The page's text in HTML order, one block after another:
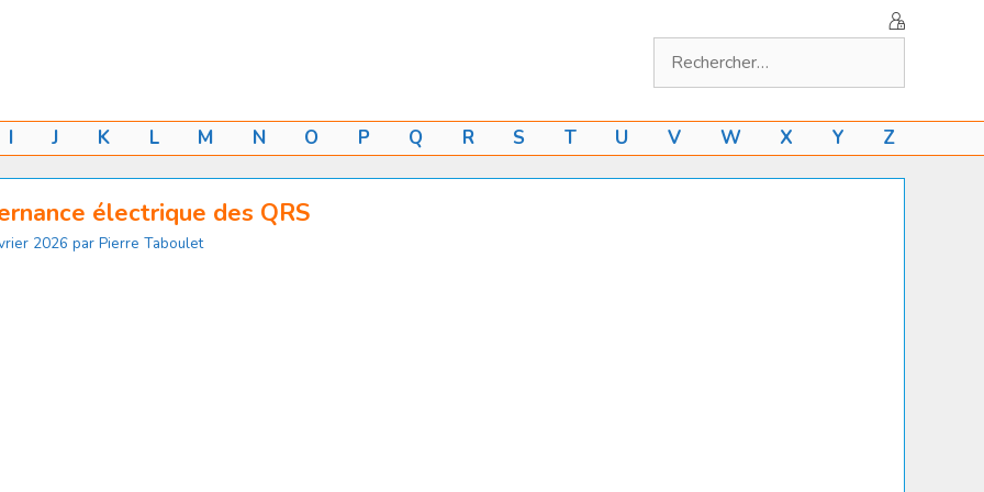
I J K L M N O P Q R S T U V W X Y Z
électrique des QRS
2026 par Pierre Taboulet